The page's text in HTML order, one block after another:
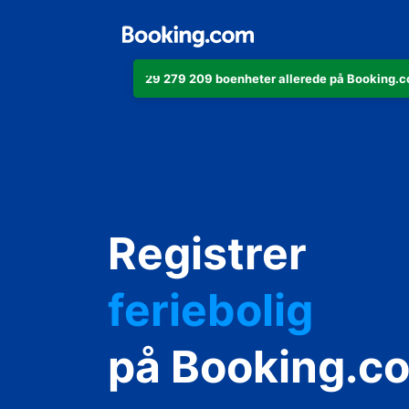
29 279 209 boenheter allerede på
Registrer
hotellet ditt
feriebolig
gjestgiveriet
på